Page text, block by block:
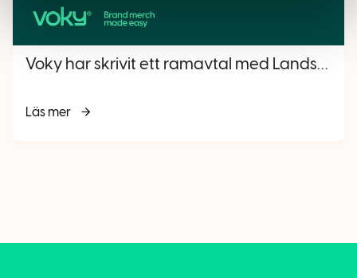
Voky har skrivit ett ramavtal med Landskrona stad
Läs mer